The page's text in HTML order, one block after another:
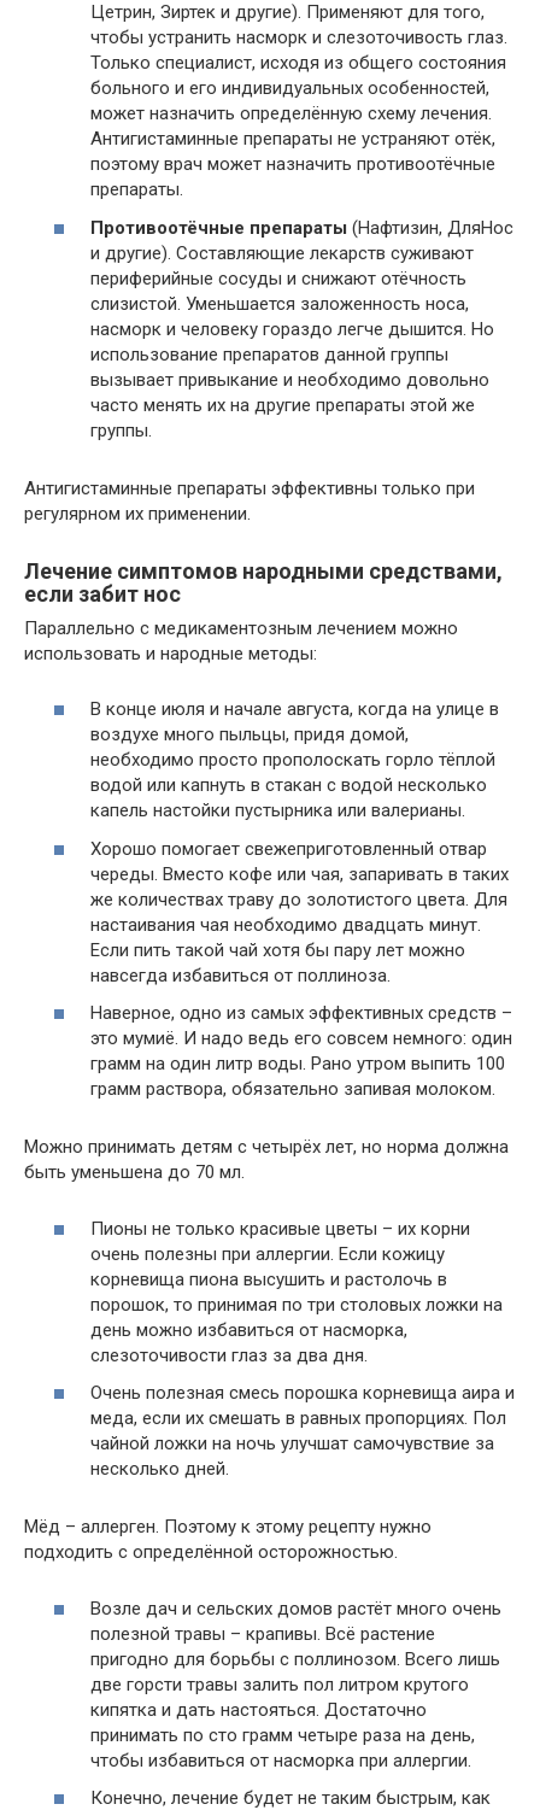
Цетрин, Зиртек и другие). Применяют для того,
чтобы устранить насморк и слезоточивость глаз.
Только специалист, исходя из общего состояния
больного и его индивидуальных особенностей,
может назначить определённую схему лечения.
Антигистаминные препараты не устраняют отёк,
поэтому врач может назначить противоотёчные
препараты.
Противоотёчные препараты (Нафтизин, ДляНос
и другие). Составляющие лекарств суживают
периферийные сосуды и снижают отёчность
слизистой. Уменьшается заложенность носа,
насморк и человеку гораздо легче дышится. Но
использование препаратов данной группы
вызывает привыкание и необходимо довольно
часто менять их на другие препараты этой же
группы.
Антигистаминные препараты эффективны только при
регулярном их применении.
Лечение симптомов народными средствами,
если забит нос
Параллельно с медикаментозным лечением можно
использовать и народные методы:
В конце июля и начале августа, когда на улице в
воздухе много пыльцы, придя домой,
необходимо просто прополоскать горло тёплой
водой или капнуть в стакан с водой несколько
капель настойки пустырника или валерианы.
Хорошо помогает свежеприготовленный отвар
череды. Вместо кофе или чая, запаривать в таких
же количествах траву до золотистого цвета. Для
настаивания чая необходимо двадцать минут.
Если пить такой чай хотя бы пару лет можно
навсегда избавиться от поллиноза.
Наверное, одно из самых эффективных средств –
это мумиё. И надо ведь его совсем немного: один
грамм на один литр воды. Рано утром выпить 100
грамм раствора, обязательно запивая молоком.
Можно принимать детям с четырёх лет, но норма должна
быть уменьшена до 70 мл.
Пионы не только красивые цветы – их корни
очень полезны при аллергии. Если кожицу
корневища пиона высушить и растолочь в
порошок, то принимая по три столовых ложки на
день можно избавиться от насморка,
слезоточивости глаз за два дня.
Очень полезная смесь порошка корневища аира и
меда, если их смешать в равных пропорциях. Пол
чайной ложки на ночь улучшат самочувствие за
несколько дней.
Мёд – аллерген. Поэтому к этому рецепту нужно
подходить с определённой осторожностью.
Возле дач и сельских домов растёт много очень
полезной травы – крапивы. Всё растение
пригодно для борьбы с поллинозом. Всего лишь
две горсти травы залить пол литром крутого
кипятка и дать настояться. Достаточно
принимать по сто грамм четыре раза на день,
чтобы избавиться от насморка при аллергии.
Конечно, лечение будет не таким быстрым, как